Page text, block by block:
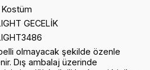
GECELİK
olmayacak şekilde özenle
Dış ambalaj üzerinde